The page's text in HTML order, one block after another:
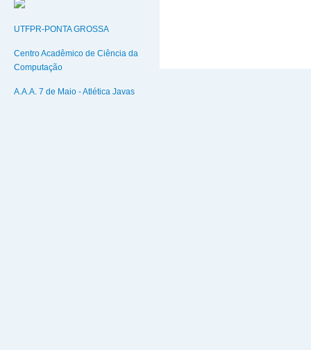
UTFPR-PONTA GROSSA
Centro Acadêmico de Ciência da
Computação
A.A.A. 7 de Maio - Atlética Javas